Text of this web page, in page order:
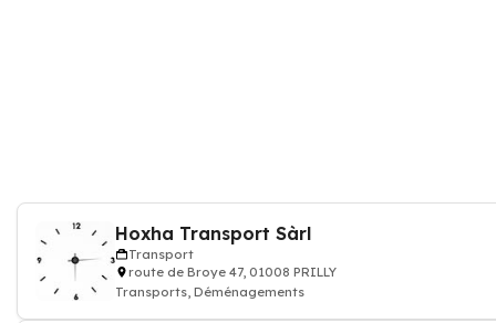
Hoxha Transport Sàrl
Transport
route de Broye 47, 01008 PRILLY
Transports, Déménagements